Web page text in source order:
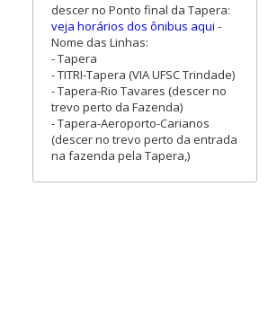
descer no Ponto final da Tapera:
veja horários dos ônibus aqui -
Nome das Linhas:
- Tapera
- TITRI-Tapera (VIA UFSC Trindade)
- Tapera-Rio Tavares (descer no
trevo perto da Fazenda)
- Tapera-Aeroporto-Carianos
(descer no trevo perto da entrada
na fazenda pela Tapera,)